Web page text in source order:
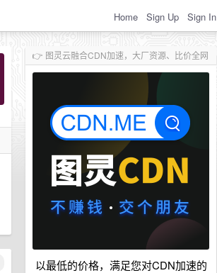
Home Sign Up Sign In
👉 图灵云融合CDN加速，大厂资源、比价全网
以最低的价格，满足您对CDN加速的